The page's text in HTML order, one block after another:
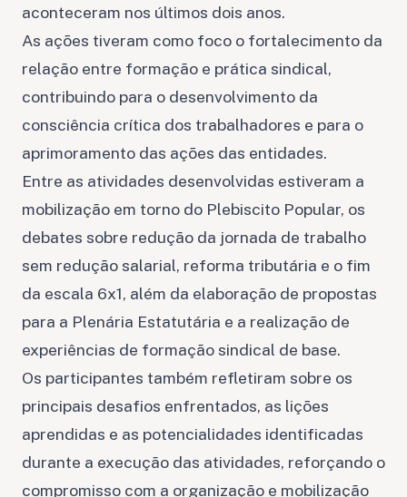
aconteceram nos últimos dois anos.
As ações tiveram como foco o fortalecimento da
relação entre formação e prática sindical,
contribuindo para o desenvolvimento da
consciência crítica dos trabalhadores e para o
aprimoramento das ações das entidades.
Entre as atividades desenvolvidas estiveram a
mobilização em torno do Plebiscito Popular, os
debates sobre redução da jornada de trabalho
sem redução salarial, reforma tributária e o fim
da escala 6x1, além da elaboração de propostas
para a Plenária Estatutária e a realização de
experiências de formação sindical de base.
Os participantes também refletiram sobre os
principais desafios enfrentados, as lições
aprendidas e as potencialidades identificadas
durante a execução das atividades, reforçando o
compromisso com a organização e mobilização